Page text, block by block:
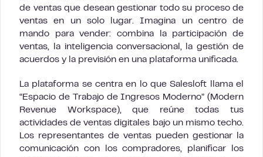
de ventas que desean gestionar todo su proceso de
ventas en un solo lugar. Imagina un centro de
mando para vender: combina la participación de
ventas, la inteligencia conversacional, la gestión de
acuerdos y la previsión en una plataforma unificada.
La plataforma se centra en lo que Salesloft llama el
“Espacio de Trabajo de Ingresos Moderno” (Modern
Revenue Workspace), que reúne todas tus
actividades de ventas digitales bajo un mismo techo.
Los representantes de ventas pueden gestionar la
comunicación con los compradores, planificar los